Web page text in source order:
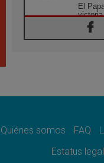
El
León
el
Quiénes somos FAQ
Estatus legal